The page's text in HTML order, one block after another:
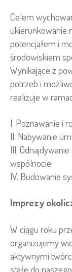
Celem
ukierunkowanie
potencjałem i
środowiskiem
Wynikające z
potrzeb i
realizuje w
I. Poznawanie i
II. Nabywanie
III.
wspólnocie;
IV. Budowanie
Imprezy
W ciągu roku
organizujemy
aktywnymi
stałe do